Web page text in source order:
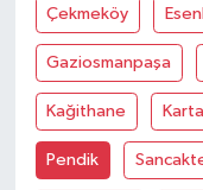
Çekmeköy
Gaziosmanpaşa
Kağithane Kartal
Pendik